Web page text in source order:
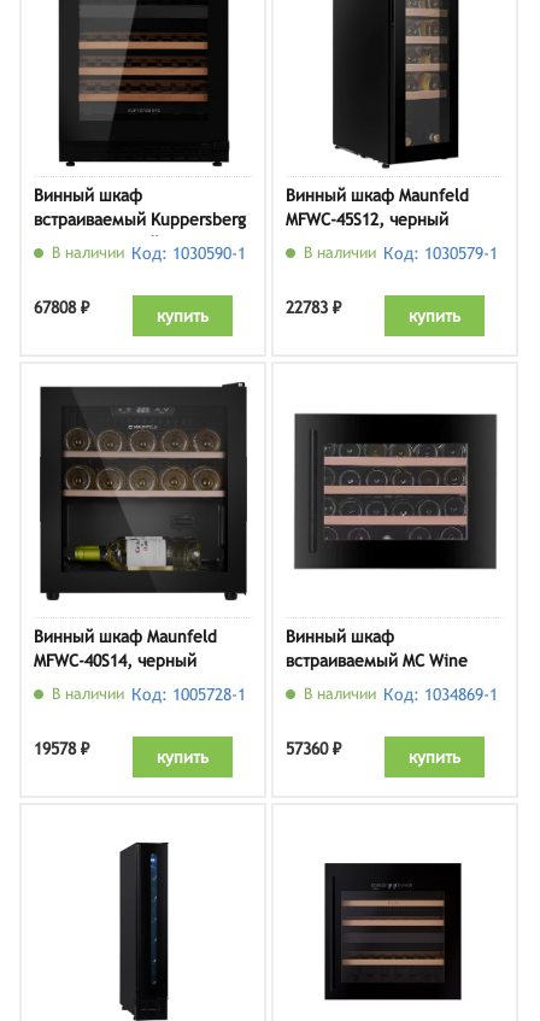
Винный шкаф
встраиваемый Kuppersberg
RBW 86, черный
В наличии Код: 1030590-1
67808 ₽ купить
Винный шкаф Maunfeld
MFWC-45S12, черный
В наличии Код: 1030579-1
22783 ₽ купить
Винный шкаф Maunfeld
MFWC-40S14, черный
В наличии Код: 1005728-1
19578 ₽ купить
Винный шкаф
встраиваемый MC Wine
W24BВ наличии Код: 1034869-1
57360 ₽ купить